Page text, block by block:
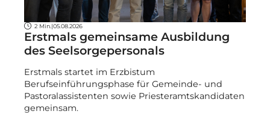
2 Min. |05.08.2026
Erstmals gemeinsame Ausbildung
des Seelsorgepersonals
Erstmals startet im Erzbistum
Berufseinführungsphase für Gemeinde- und
Pastoralassistenten sowie Priesteramtskandidaten
gemeinsam.